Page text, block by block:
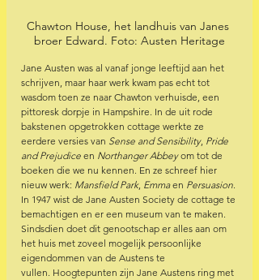
Chawton House, het landhuis van Janes
broer Edward. Foto: Austen Heritage
Jane Austen was al vanaf jonge leeftijd aan het
schrijven, maar haar werk kwam pas echt tot
wasdom toen ze naar Chawton verhuisde, een
pittoresk dorpje in Hampshire. In de uit rode
bakstenen opgetrokken cottage werkte ze
eerdere versies van Sense and Sensibility, Pride
and Prejudice en Northanger Abbey om tot de
boeken die we nu kennen. En ze schreef hier
nieuw werk: Mansfield Park, Emma en Persuasion.
In 1947 wist de Jane Austen Society de cottage te
bemachtigen en er een museum van te maken.
Sindsdien doet dit genootschap er alles aan om
het huis met zoveel mogelijk persoonlijke
eigendommen van de Austens te
vullen. Hoogtepunten zijn Jane Austens ring met